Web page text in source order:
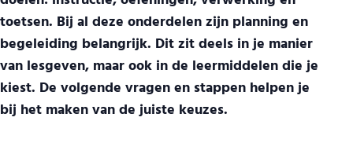
toetsen. Bij al deze onderdelen zijn planning en
begeleiding belangrijk. Dit zit deels in je manier
van lesgeven, maar ook in de leermiddelen die je
kiest. De volgende vragen en stappen helpen je
bij het maken van de juiste keuzes.